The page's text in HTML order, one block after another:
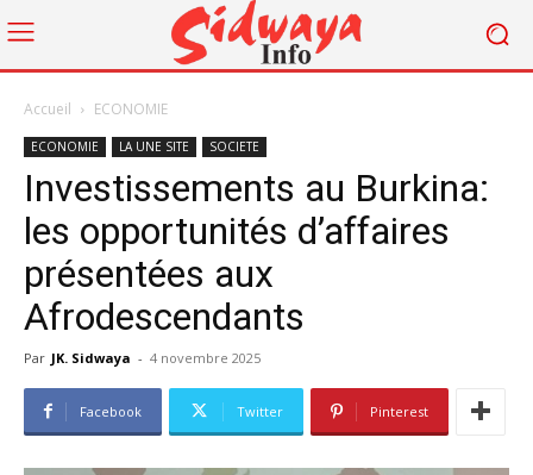
Accueil ECONOMIE
ECONOMIE LA UNE SITE SOCIETE
Investissements au Burkina:
les opportunités d’affaires
présentées aux
Afrodescendants
Par JK. Sidwaya - 4 novembre 2025
Facebook Twitter Pinterest